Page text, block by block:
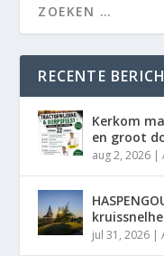
RECENTE
Kerkom
en groot
aug 2, 2026 |
jul 31, 2026 |